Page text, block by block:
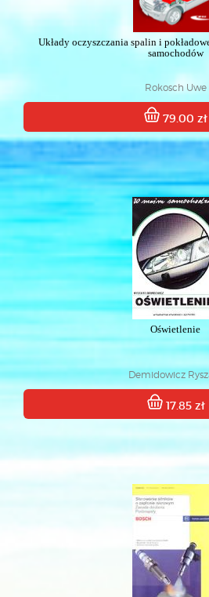
Układy oczyszczania spalin i
samochodów
Rokosch Uwe
79.00 zł
Oświetlenie
Demidowicz
17.85 zł